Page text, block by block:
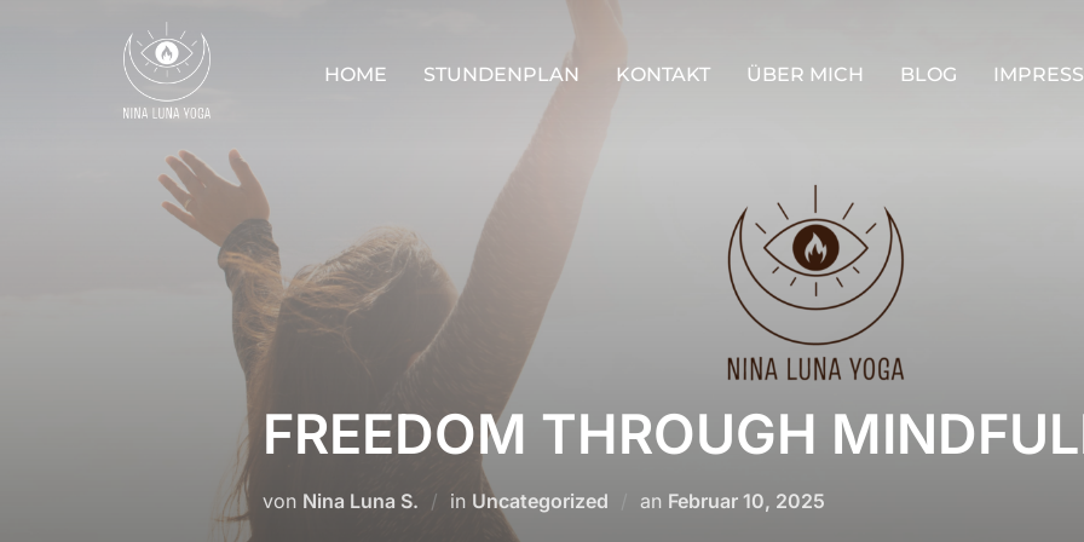
HOME STUNDENPLAN KONTAKT ÜBER MICH BLOG
FREEDOM THROUGH
von Nina Luna S. in Uncategorized an Veröffentlicht
Februar 10, 2025